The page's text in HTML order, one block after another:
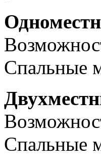
Спальные
Спальные